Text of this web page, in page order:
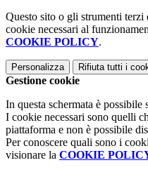
Questo sito o gli strumenti
cookie necessari al
COOKIE POLICY.
Personalizza Rifiuta tutti i
Gestione cookie
In questa schermata è
I cookie necessari sono quelli
piattaforma e non è possibile
Per conoscere quali sono i
visionare la COOKIE